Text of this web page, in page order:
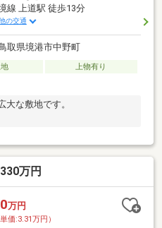
線 上道駅 徒歩13分
の交通
取県境港市中野町
上物有り
な敷地です。
万円
万円
単価:3.31万円）